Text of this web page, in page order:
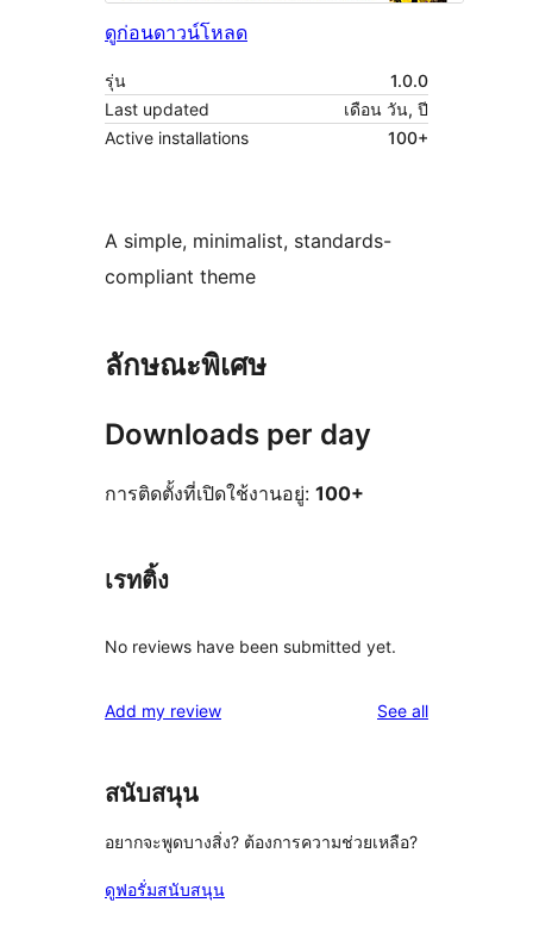
ดูก่อนดาวน์โหลด
รุ่น
1.0.0
Last updated
เดือน วัน, ปี
Active installations
100+
A simple, minimalist, standards-
compliant theme
ลักษณะพิเศษ
Downloads per day
การติดตั้งที่เปิดใช้งานอยู่: 100+
เรทติ้ง
No reviews have been submitted yet.
Add my review See allreviews
สนับสนุน
อยากจะพูดบางสิ่ง? ต้องการความช่วยเหลือ?
ดูฟอรั่มสนับสนุน